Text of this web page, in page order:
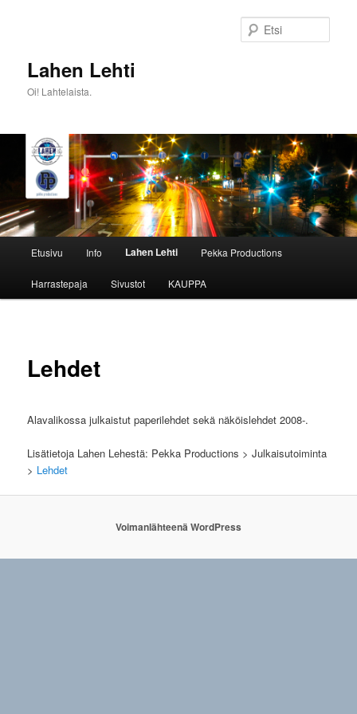
Lahen Lehti
Oi! Lahtelaista.
Etusivu Info Lahen Lehti Pekka Productions
Harrastepaja Sivustot KAUPPA
Lehdet
Alavalikossa julkaistut paperilehdet sekä näköislehdet 2008-.
Lisätietoja Lahen Lehestä: Pekka Productions > Julkaisutoiminta
> Lehdet
Voimanlähteenä WordPress